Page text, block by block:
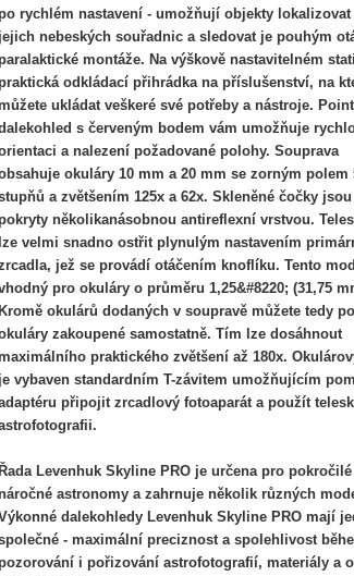
rychlém nastavení - umožňují objekty
jejich nebeských souřadnic a sledovat je pouhým
montáže. Na výškově nastavitelném
odkládací přihrádka na příslušenství, na
ukládat veškeré své potřeby a nástroje.
s červeným bodem vám umožňuje
a nalezení požadované polohy. Souprava
okuláry 10 mm a 20 mm se zorným polem
a zvětšením 125x a 62x. Skleněné čočky jsou
několikanásobnou antireflexní vrstvou.
lze velmi snadno ostřit plynulým nastavením
jež se provádí otáčením knoflíku. Tento
pro okuláry o průměru 1,25&#8220; (31,75
Kromě okulárů dodaných v soupravě můžete tedy
zakoupené samostatně. Tím lze dosáhnout
praktického zvětšení až 180x.
je vybaven standardním T-závitem umožňujícím
připojit zrcadlový fotoaparát a použít
Řada Levenhuk Skyline PRO je určena pro pokročilé
astronomy a zahrnuje několik různých
dalekohledy Levenhuk Skyline PRO mají
- maximální preciznost a spolehlivost
i pořizování astrofotografií, materiály a